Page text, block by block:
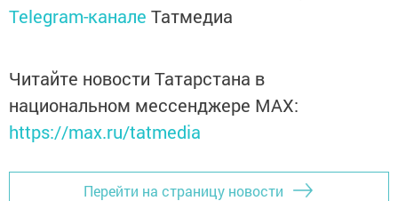
Telegram-канале Татмедиа
Читайте новости Татарстана в
национальном мессенджере MАХ:
https://max.ru/tatmedia
Перейти на страницу новости